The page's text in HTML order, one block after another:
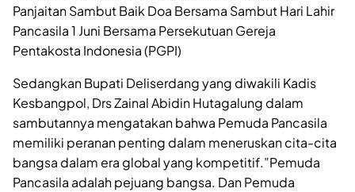
Panjaitan Sambut Baik Doa Bersama Sambut Hari Lahir
Pancasila 1 Juni Bersama Persekutuan Gereja
Pentakosta Indonesia (PGPI)
Sedangkan Bupati Deliserdang yang diwakili Kadis
Kesbangpol, Drs Zainal Abidin Hutagalung dalam
sambutannya mengatakan bahwa Pemuda Pancasila
memiliki peranan penting dalam meneruskan cita-cita
bangsa dalam era global yang kompetitif.”Pemuda
Pancasila adalah pejuang bangsa. Dan Pemuda